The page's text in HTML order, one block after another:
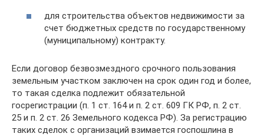
для строительства объектов недвижимости за
счет бюджетных средств по государственному
(муниципальному) контракту.
Если договор безвозмездного срочного пользования
земельным участком заключен на срок один год и более,
то такая сделка подлежит обязательной
госрегистрации (п. 1 ст. 164 и п. 2 ст. 609 ГК РФ, п. 2 ст.
25 и п. 2 ст. 26 Земельного кодекса РФ). За регистрацию
таких сделок с организаций взимается госпошлина в